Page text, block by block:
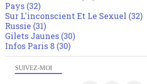
SUIVEZ-MOI
Pays (32)
Sur L'inconscient Et Le Sexuel (32)
Russie (31)
Gilets Jaunes (30)
Infos Paris 8 (30)